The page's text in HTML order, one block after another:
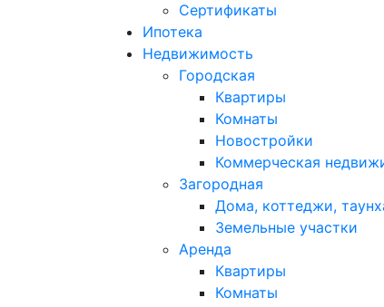
Сертификаты
Ипотека
Недвижимость
Городская
Квартиры
Комнаты
Новостройки
Коммерческая
Загородная
Дома, коттеджи,
Земельные участки
Аренда
Квартиры
Комнаты